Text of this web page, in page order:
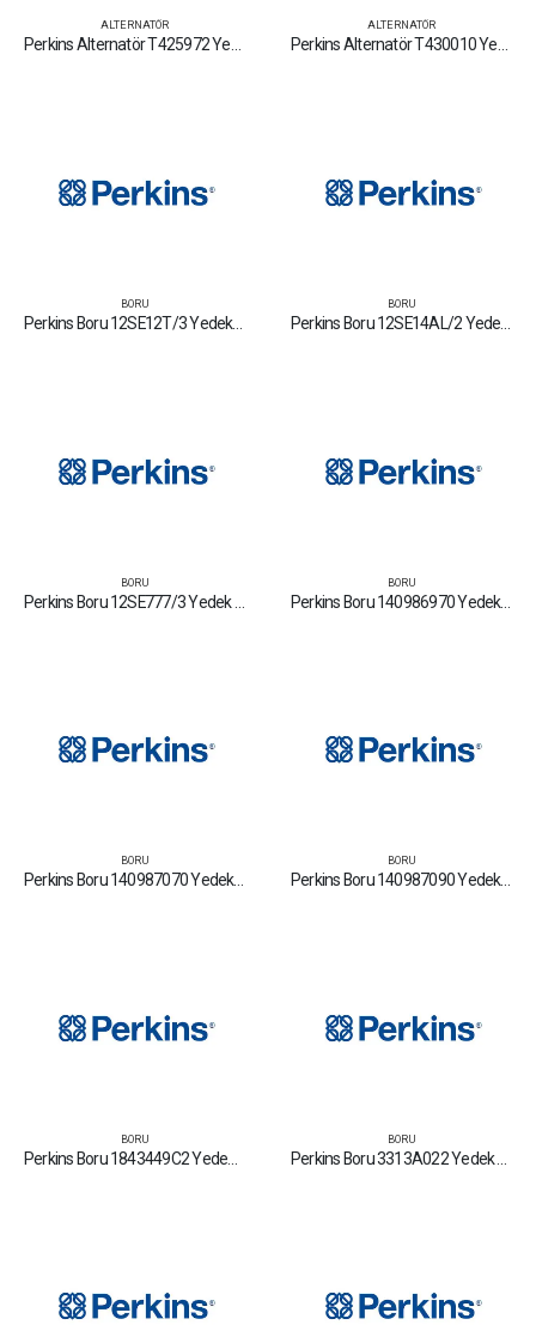
ALTERNATÖR
Perkins Alternatör T425972 Yedek Parça Fiyat Tamir Bakım Satan Firmalar
ALTERNATÖR
Perkins Alternatör T430010 Yedek Parça Fiyat Tamir Bakım Satan Firmalar
BORU
Perkins Boru 12SE12T/3 Yedek Parça Fiyat Tamir Bakım Satan Firmalar
BORU
BORU BORU
Perkins Boru 140986970 Yedek Parça Fiyat Tamir Bakım Satan Firmalar
BORU
Perkins Boru 140987070 Yedek Parça Fiyat Tamir Bakım Satan Firmalar
BORU
Perkins Boru 140987090 Yedek Parça Fiyat Tamir Bakım Satan Firmalar
BORU BORU